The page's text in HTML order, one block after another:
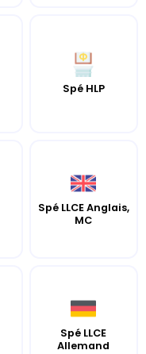
Spé HLP
Spé LLCE Anglais,
MC
Spé LLCE
Allemand